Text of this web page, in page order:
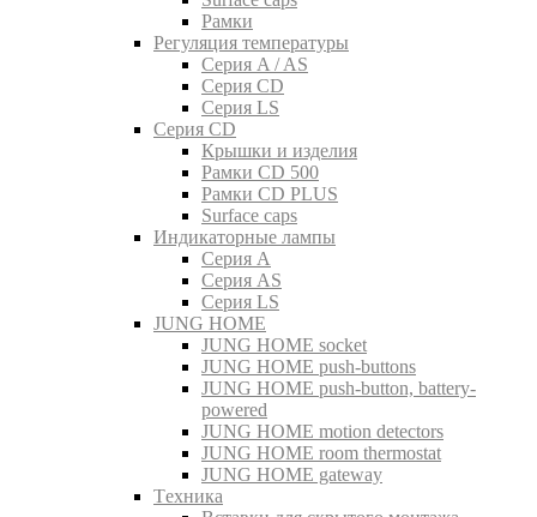
Рамки
Регуляция температуры
Серия A / AS
Серия CD
Серия LS
Серия CD
Крышки и изделия
Рамки CD 500
Рамки CD PLUS
Surface caps
Индикаторные лампы
Серия A
Серия AS
Серия LS
JUNG HOME
JUNG HOME socket
JUNG HOME push-buttons
JUNG HOME push-button, battery-
powered
JUNG HOME motion detectors
JUNG HOME room thermostat
JUNG HOME gateway
Tехника